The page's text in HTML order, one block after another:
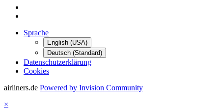
Sprache
English (USA)
Deutsch (Standard)
Datenschutzerklärung
Cookies
airliners.de Powered by Invision Community
×